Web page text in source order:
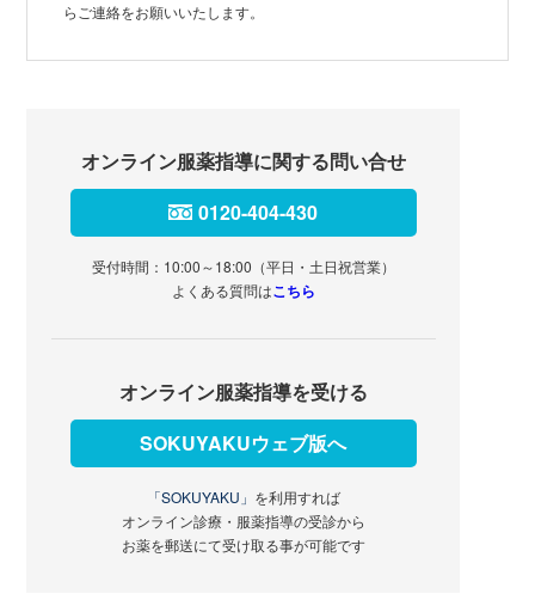
らご連絡をお願いいたします。
オンライン服薬指導に関する問い合せ
0120-404-430
受付時間：10:00～18:00（平日・土日祝営業）
よくある質問はこちら
オンライン服薬指導を受ける
SOKUYAKUウェブ版へ
「SOKUYAKU」 を利用すれば
オンライン診療・服薬指導の受診から
お薬を郵送にて受け取る事が可能です